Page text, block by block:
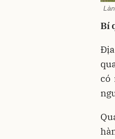
Bí
có